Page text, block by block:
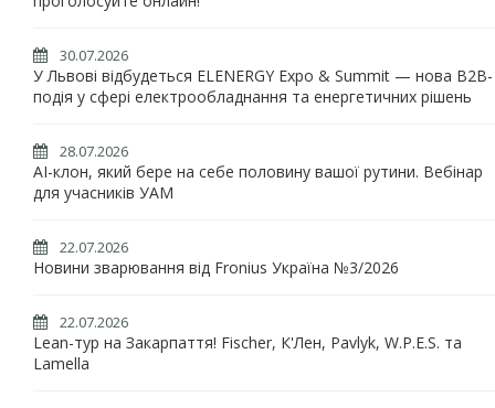
30.07.2026
У Львові відбудеться ELENERGY Expo & Summit — нова B2B-
подія у сфері електрообладнання та енергетичних рішень
28.07.2026
AI-клон, який бере на себе половину вашої рутини. Вебінар
для учасників УАМ
22.07.2026
Новини зварювання від Fronius Україна №3/2026
22.07.2026
Lean-тур на Закарпаття! Fischer, К'Лен, Pavlyk, W.P.E.S. та
Lamella